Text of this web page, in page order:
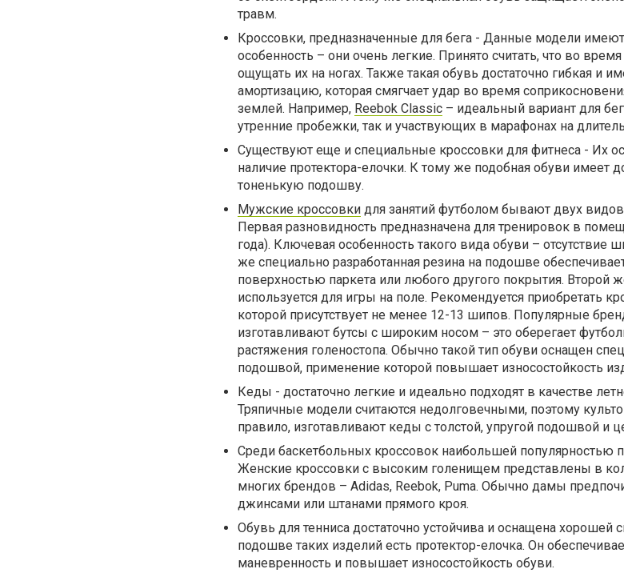
травм.
Кроссовки, предназначенные для бега - Данные модели
особенность – они очень легкие. Принято считать, что во
ощущать их на ногах. Также такая обувь достаточно гибкая и
амортизацию, которая смягчает удар во время
землей. Например, Reebok Classic – идеальный вариант для
утренние пробежки, так и участвующих в марафонах на
Существуют еще и специальные кроссовки для фитнеса - Их
наличие протектора-елочки. К тому же подобная обуви имеет
тоненькую подошву.
Мужские кроссовки для занятий футболом бывают двух
Первая разновидность предназначена для тренировок в
года). Ключевая особенность такого вида обуви – отсутствие
же специально разработанная резина на подошве
поверхностью паркета или любого другого покрытия. Второй
используется для игры на поле. Рекомендуется приобретать
которой присутствует не менее 12-13 шипов. Популярные
изготавливают бутсы с широким носом – это оберегает
растяжения голеностопа. Обычно такой тип обуви оснащен
подошвой, применение которой повышает износостойкость
Кеды - достаточно легкие и идеально подходят в качестве
Тряпичные модели считаются недолговечными, поэтому
правило, изготавливают кеды с толстой, упругой подошвой
Среди баскетбольных кроссовок наибольшей популярностью
Женские кроссовки с высоким голенищем представлены в
многих брендов – Adidas, Reebok, Puma. Обычно дамы
джинсами или штанами прямого кроя.
Обувь для тенниса достаточно устойчива и оснащена хорошей
подошве таких изделий есть протектор-елочка. Он
маневренность и повышает износостойкость обуви.